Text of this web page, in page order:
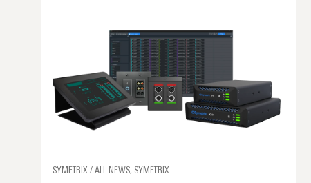
SYMETRIX / ALL NEWS, SYMETRIX